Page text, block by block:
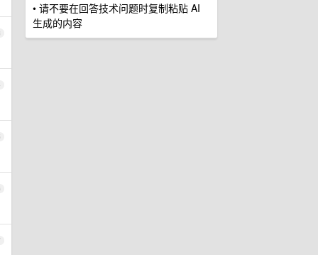
• 请不要在回答技术问题时复制粘贴 AI
生成的内容